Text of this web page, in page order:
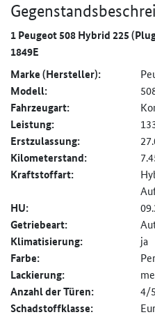
1 Peugeot 508 Hybrid 225
1849E
Marke (Hersteller):
Modell:
Fahrzeugart:
Leistung:
Erstzulassung:
Kilometerstand:
Kraftstoffart:
HU:
Getriebeart:
Klimatisierung: ja
Farbe:
Lackierung:
Anzahl der Türen: 4/5
Schadstoffklasse: